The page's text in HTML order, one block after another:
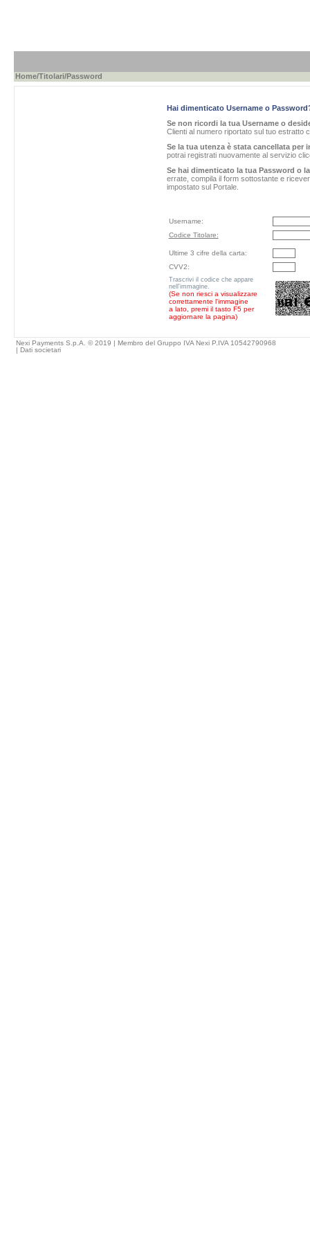
Home/Titolari/Password
Hai dimenticato Username o
Se non ricordi la tua Username o
Clienti al numero riportato sul tuo estratto
Se la tua utenza è stata cancellata per
potrai registrati nuovamente al servizio
Se hai dimenticato la tua Password o
errate, compila il form sottostante e
impostato sul Portale.
Username:
Codice Titolare:
Ultime 3 cifre della carta:
CVV2:
Trascrivi il codice che appare
nell'immagine.
(Se non riesci a visualizzare
correttamente l'immagine
a lato, premi il tasto F5 per
aggiornare la pagina)
Nexi Payments S.p.A. © 2019 | Membro del Gruppo IVA Nexi P.IVA 10542790968
| Dati societari